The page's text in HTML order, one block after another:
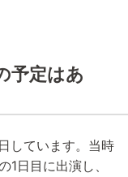
予定はあ
しています。当時
日目に出演し、